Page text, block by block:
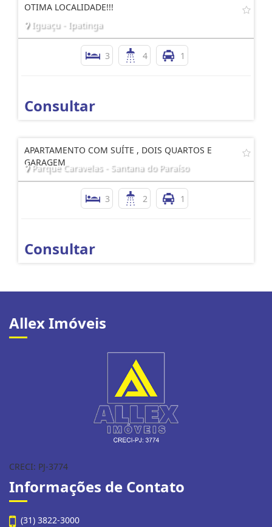
OTIMA LOCALIDADE!!!
Iguaçu - Ipatinga
3 4 1
Consultar
APARTAMENTO COM SUÍTE , DOIS QUARTOS E
GARAGEM
Parque Caravelas - Santana do Paraíso
3 2 1
Consultar
Allex Imóveis
CRECI: PJ-3774
Informações de Contato
(31) 3822-3000